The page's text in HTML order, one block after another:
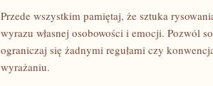
Przede ‍wszystkim ⁣pamiętaj, że​ sztuka
wyrazu własnej osobowości ⁣i ​emocji. Pozwól⁣
ograniczaj się ⁣żadnymi regułami czy
wyrażaniu.